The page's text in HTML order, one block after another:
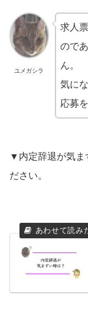
ユメガシラ
求人
ので
ん。
気に
応募
▼内定辞退が気ま
ださい。